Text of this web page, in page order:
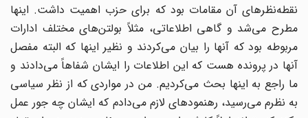
نقطه‌نظرهای آن مقامات بود که برای حزب اهمیت داشت. اینها
مطرح می‌‌شد و گاهی اطلاعاتی، مثلاً بولتن‌های مختلف ادارات
مربوطه بود که آنها را بیان می‌‌کردند و نظیر اینها که البته مفصل
آنها در پرونده هست که این اطلاعات را ایشان شفاهاً می‌‌دادند و
ما راجع به اینها بحث می‌‌کردیم. من در مواردی که از نظر سیاسی
به نظرم می‌‌رسید، رهنمودهای لازم می‌‌دادم که ایشان چه جور عمل